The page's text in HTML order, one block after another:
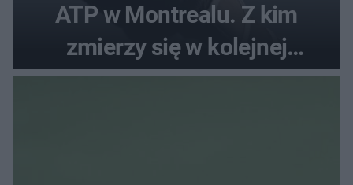
ATP w Montrealu. Z kim
zmierzy się w kolejnej
rundzie?